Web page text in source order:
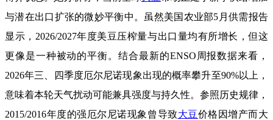
与潜在出口扩张的微妙平衡中。虽然美国农业部5月供需报告
显示，2026/2027年度美豆压榨量与出口量均有所增长，但这
更像是一种被动的平衡。结合最新的ENSO周报数据来看，
2026年三、四季度厄尔尼诺现象出现的概率攀升至90%以上，
意味着本轮天气扰动可能兼具强度与持久性。参照历史规律，
2015/2016年度的强厄尔尼诺现象曾导致大豆价格因增产而大